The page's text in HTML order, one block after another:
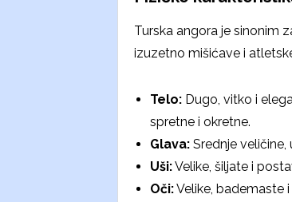
Turska angora je sinonim
izuzetno mišićave i
Telo: Dugo, vitko i
spretne i okretne.
Glava: Srednje
Uši:Velike, šiljate i
Oči:Velike, bademaste